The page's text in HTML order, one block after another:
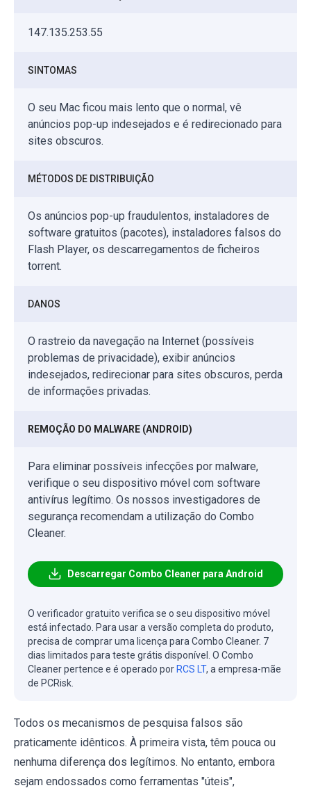
147.135.253.55
SINTOMAS
O seu Mac ficou mais lento que o normal, vê
anúncios pop-up indesejados e é redirecionado para
sites obscuros.
MÉTODOS DE DISTRIBUIÇÃO
Os anúncios pop-up fraudulentos, instaladores de
software gratuitos (pacotes), instaladores falsos do
Flash Player, os descarregamentos de ficheiros
torrent.
DANOS
O rastreio da navegação na Internet (possíveis
problemas de privacidade), exibir anúncios
indesejados, redirecionar para sites obscuros, perda
de informações privadas.
REMOÇÃO DO MALWARE (ANDROID)
Para eliminar possíveis infecções por malware,
verifique o seu dispositivo móvel com software
antivírus legítimo. Os nossos investigadores de
segurança recomendam a utilização do Combo
Cleaner.
Descarregar Combo Cleaner para Android
O verificador gratuito verifica se o seu dispositivo móvel
está infectado. Para usar a versão completa do produto,
precisa de comprar uma licença para Combo Cleaner. 7
dias limitados para teste grátis disponível. O Combo
Cleaner pertence e é operado por RCS LT, a empresa-mãe
de PCRisk.
Todos os mecanismos de pesquisa falsos são
praticamente idênticos. À primeira vista, têm pouca ou
nenhuma diferença dos legítimos. No entanto, embora
sejam endossados como ferramentas "úteis",